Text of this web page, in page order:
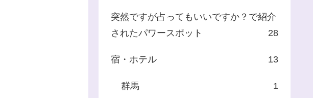
突然ですが占ってもいいですか？で紹介
されたパワースポット
28
宿・ホテル 13
群馬 1